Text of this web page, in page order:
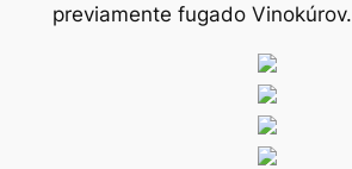
previamente fugado Vinokúrov.